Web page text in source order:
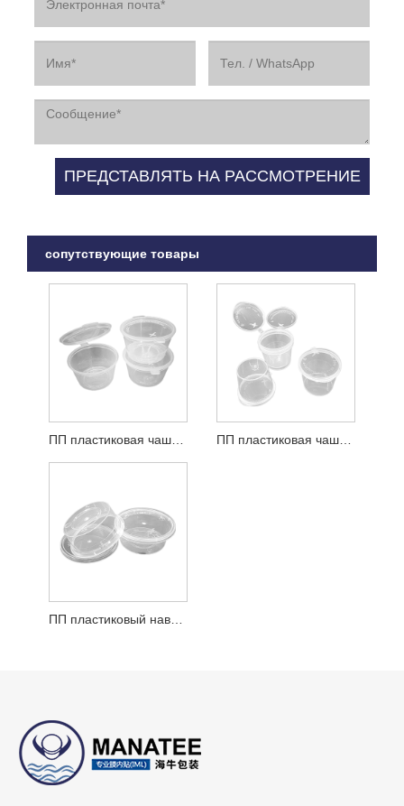
сопутствующие товары
ПП пластиковая чашка для соуса ПП пластиковая чашка для соуса на петлях
ПП пластиковый навесной контейнер